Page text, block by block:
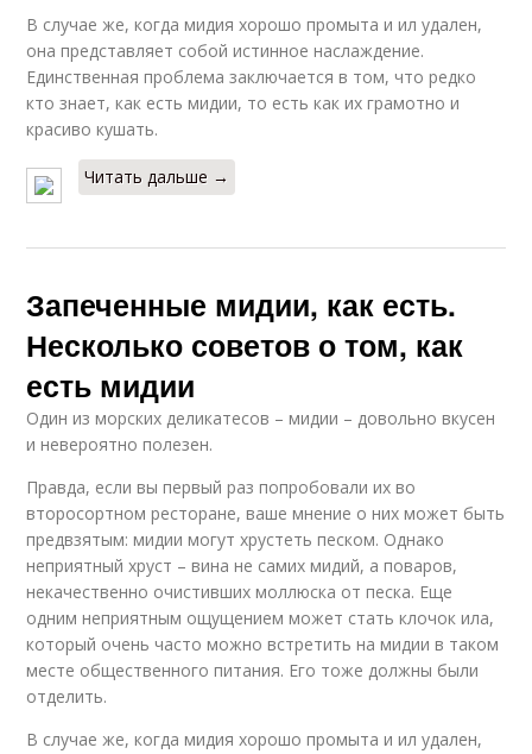
В случае же, когда мидия хорошо промыта и ил удален,
она представляет собой истинное наслаждение.
Единственная проблема заключается в том, что редко
кто знает, как есть мидии, то есть как их грамотно и
красиво кушать.
Читать дальше →
Запеченные мидии, как есть.
Несколько советов о том, как
есть мидии
Один из морских деликатесов – мидии – довольно вкусен
и невероятно полезен.
Правда, если вы первый раз попробовали их во
второсортном ресторане, ваше мнение о них может быть
предвзятым: мидии могут хрустеть песком. Однако
неприятный хруст – вина не самих мидий, а поваров,
некачественно очистивших моллюска от песка. Еще
одним неприятным ощущением может стать клочок ила,
который очень часто можно встретить на мидии в таком
месте общественного питания. Его тоже должны были
отделить.
В случае же, когда мидия хорошо промыта и ил удален,